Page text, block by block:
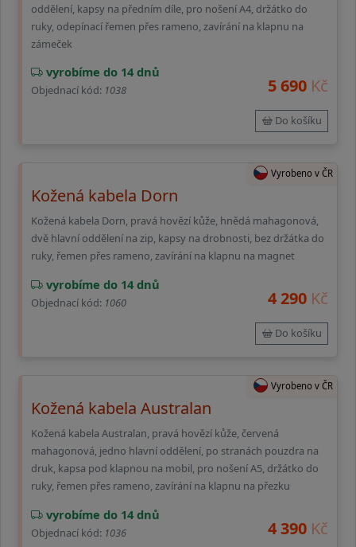
oddělení, kapsy na předním díle, pro nošení A4, držátko do
ruky, odepínací řemen přes rameno, zavírání na klapnu na
zámeček
vyrobíme do 14 dnů
Objednací kód: 1038 5 690 Kč
Do košíku
Vyrobeno v ČR
Kožená kabela Dorn
Kožená kabela Dorn, pravá hovězí kůže, hnědá mahagonová,
dvě hlavní oddělení na zip, kapsy na drobnosti, bez držátka do
ruky, řemen přes rameno, zavírání na klapnu na magnet
vyrobíme do 14 dnů
Objednací kód: 1060 4 290 Kč
Do košíku
Vyrobeno v ČR
Kožená kabela Australan
Kožená kabela Australan, pravá hovězí kůže, červená
mahagonová, jedno hlavní oddělení, po stranách pouzdra na
druk, kapsa pod klapnou na mobil, pro nošení A5, držátko do
ruky, řemen přes rameno, zavírání na klapnu na přezku
vyrobíme do 14 dnů
Objednací kód: 1036 4 390 Kč